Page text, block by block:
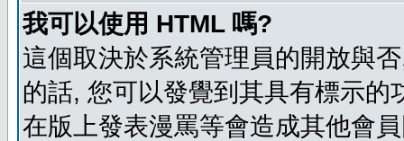
我可以使用 HTML 嗎?
這個取決於系統管理員的開放與
的話, 您可以發覺到其具有標示
在版上發表漫罵等會造成其他會